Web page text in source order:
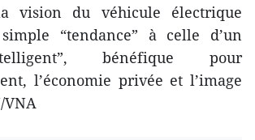
vision du véhicule électrique
“tendance” à celle d’un
bénéfique pour
l’économie privée et l’image
VNA